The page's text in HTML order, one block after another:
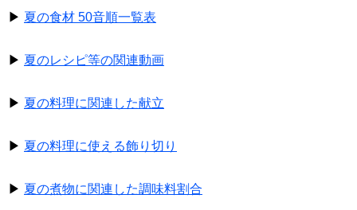
▶ 夏の食材 50音順一覧表
▶ 夏のレシピ等の関連動画
▶ 夏の料理に関連した献立
▶ 夏の料理に使える飾り切り
▶ 夏の煮物に関連した調味料割合